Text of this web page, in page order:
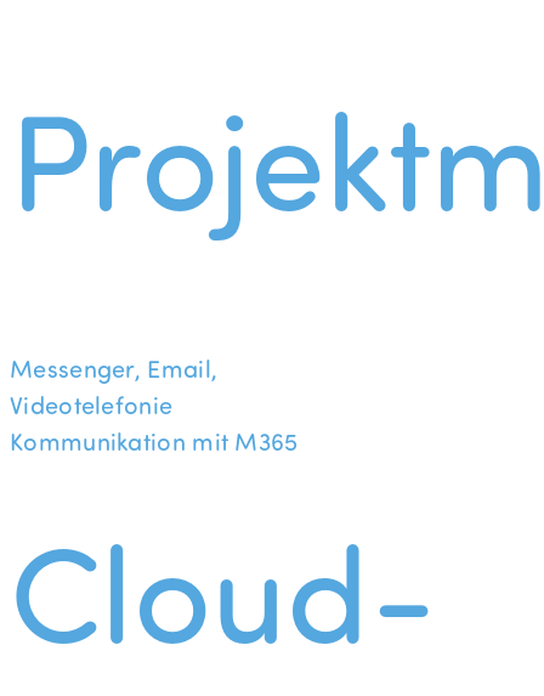
Messenger, Email,
Videotelefonie
Kommunikation mit M365
Cloud-